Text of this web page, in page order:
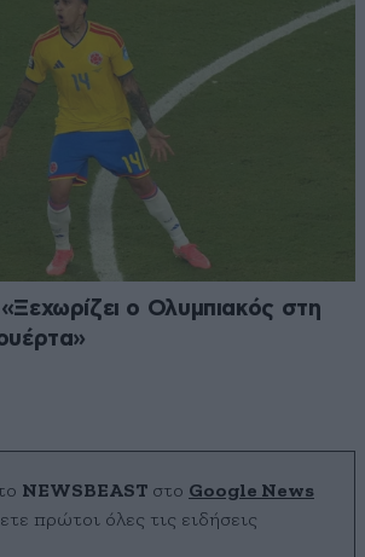
ο Ολυμπιακός στη
NEWSBEAST στο Google News
πρώτοι όλες τις ειδήσεις